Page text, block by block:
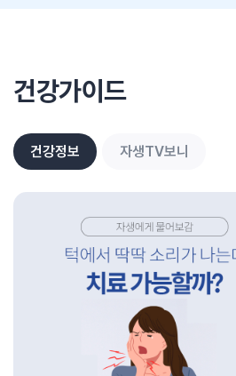
건강가이드
건강정보 자생TV보니